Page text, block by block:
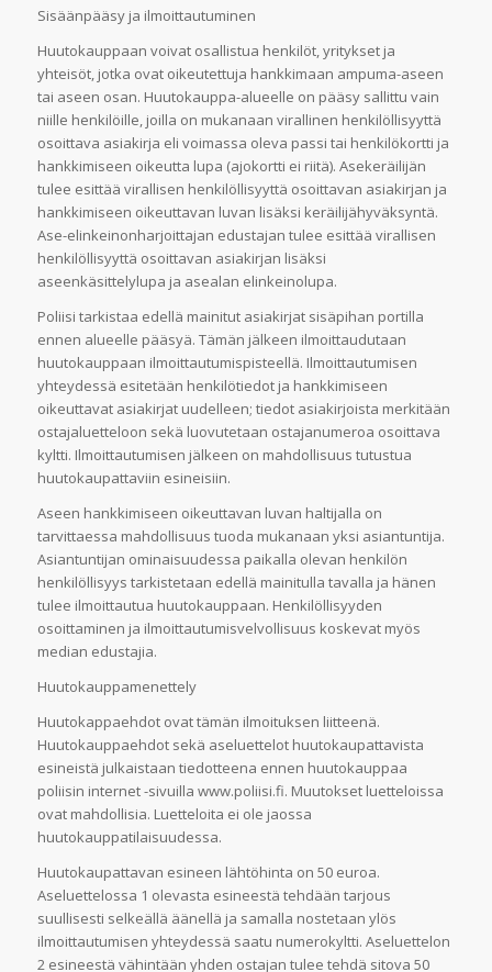
Sisäänpääsy ja ilmoittautuminen
Huutokauppaan voivat osallistua henkilöt, yritykset ja
yhteisöt, jotka ovat oikeutettuja hankkimaan ampuma-aseen
tai aseen osan. Huutokauppa-alueelle on pääsy sallittu vain
niille henkilöille, joilla on mukanaan virallinen henkilöllisyyttä
osoittava asiakirja eli voimassa oleva passi tai henkilökortti ja
hankkimiseen oikeutta lupa (ajokortti ei riitä). Asekeräilijän
tulee esittää virallisen henkilöllisyyttä osoittavan asiakirjan ja
hankkimiseen oikeuttavan luvan lisäksi keräilijähyväksyntä.
Ase-elinkeinonharjoittajan edustajan tulee esittää virallisen
henkilöllisyyttä osoittavan asiakirjan lisäksi
aseenkäsittelylupa ja asealan elinkeinolupa.
Poliisi tarkistaa edellä mainitut asiakirjat sisäpihan portilla
ennen alueelle pääsyä. Tämän jälkeen ilmoittaudutaan
huutokauppaan ilmoittautumispisteellä. Ilmoittautumisen
yhteydessä esitetään henkilötiedot ja hankkimiseen
oikeuttavat asiakirjat uudelleen; tiedot asiakirjoista merkitään
ostajaluetteloon sekä luovutetaan ostajanumeroa osoittava
kyltti. Ilmoittautumisen jälkeen on mahdollisuus tutustua
huutokaupattaviin esineisiin.
Aseen hankkimiseen oikeuttavan luvan haltijalla on
tarvittaessa mahdollisuus tuoda mukanaan yksi asiantuntija.
Asiantuntijan ominaisuudessa paikalla olevan henkilön
henkilöllisyys tarkistetaan edellä mainitulla tavalla ja hänen
tulee ilmoittautua huutokauppaan. Henkilöllisyyden
osoittaminen ja ilmoittautumisvelvollisuus koskevat myös
median edustajia.
Huutokauppamenettely
Huutokappaehdot ovat tämän ilmoituksen liitteenä.
Huutokauppaehdot sekä aseluettelot huutokaupattavista
esineistä julkaistaan tiedotteena ennen huutokauppaa
poliisin internet -sivuilla www.poliisi.fi. Muutokset luetteloissa
ovat mahdollisia. Luetteloita ei ole jaossa
huutokauppatilaisuudessa.
Huutokaupattavan esineen lähtöhinta on 50 euroa.
Aseluettelossa 1 olevasta esineestä tehdään tarjous
suullisesti selkeällä äänellä ja samalla nostetaan ylös
ilmoittautumisen yhteydessä saatu numerokyltti. Aseluettelon
2 esineestä vähintään yhden ostajan tulee tehdä sitova 50